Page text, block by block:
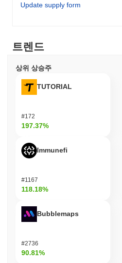
Update supply form
트렌드
상위 상승주
TUTORIAL
#172
197.37%
Immunefi
#1167
118.18%
Bubblemaps
#2736
90.81%